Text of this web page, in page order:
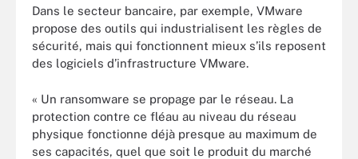
Dans le secteur bancaire, par exemple, VMware
propose des outils qui industrialisent les règles de
sécurité, mais qui fonctionnent mieux s’ils reposent
des logiciels d’infrastructure VMware.
« Un ransomware se propage par le réseau. La
protection contre ce fléau au niveau du réseau
physique fonctionne déjà presque au maximum de
ses capacités, quel que soit le produit du marché